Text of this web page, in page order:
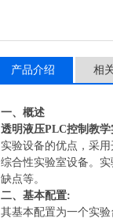
产品介绍 相
一、概述
透明液压PLC控制教
实验设备的优点，采
综合性实验室设备。
缺点等。
二、基本配置:
其基本配置为一个实